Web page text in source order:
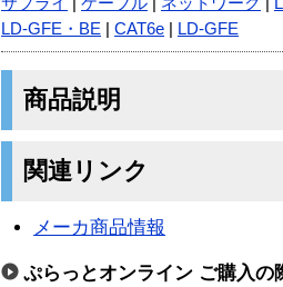
LD-GFE・BE
CAT6e LD-GFE
商品説明
関連リンク
メーカ商品情報
ぷらっとオンライン ご購入の